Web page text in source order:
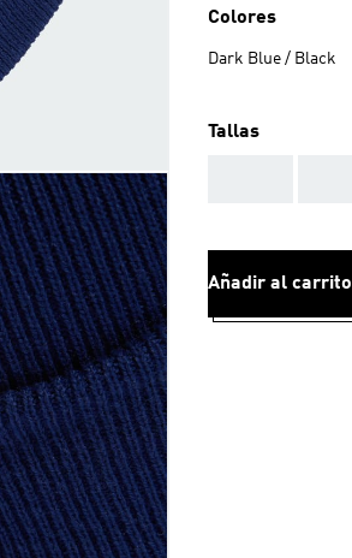
Colores
Dark Blue / Black
Tallas
Añadir al carrito